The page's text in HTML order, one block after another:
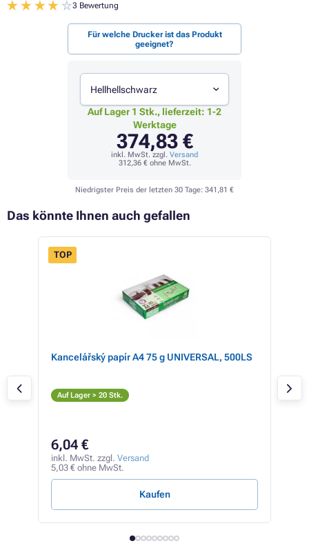
3 Bewertung
Für welche Drucker ist das Produkt
geeignet?
Hellhellschwarz
Auf Lager 1 Stk., lieferzeit: 1-2
Werktage
374,83 €
inkl. MwSt. zzgl. Versand
312,36 €ohne MwSt.
Niedrigster Preis der letzten 30 Tage: 341,81 €
Das könnte Ihnen auch gefallen
TOP
Kancelářský papír A4 75 g UNIVERSAL, 500LS
Auf Lager > 20 Stk.
6,04 €
inkl. MwSt. zzgl. Versand
5,03 € ohne MwSt.
Kaufen